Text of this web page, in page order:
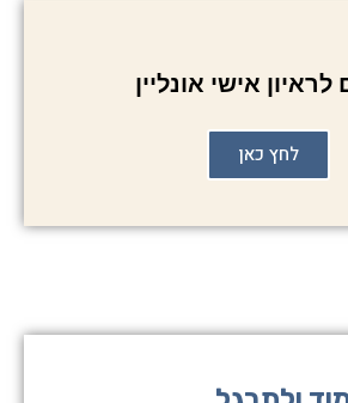
לראיון אישי אונליין
לחץ כאן